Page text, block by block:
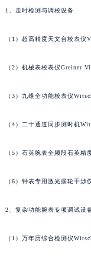
1、走时检测与调校设备
（1）超高精度天文台校表
（2）机械表校表仪Greiner
（3）九维全功能校表仪
（4）二十通道同步测时机
（5）石英腕表全频段石英
（6）钟表专用激光摆轮干
2、复杂功能腕表专项调试设
（1）万年历综合检测仪